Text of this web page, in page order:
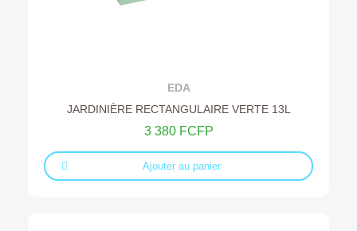
Ajouter au devis
EDA
JARDINIÈRE RECTANGULAIRE VERTE 13L
3 380 FCFP
Ajouter au panier